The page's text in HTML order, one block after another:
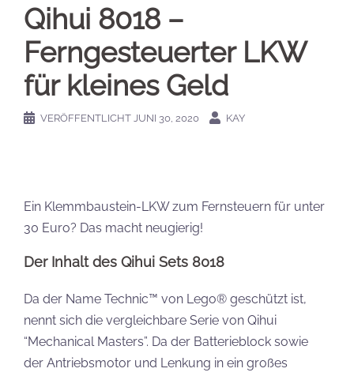
Qihui 8018 –
Ferngesteuerter LKW
für kleines Geld
VERÖFFENTLICHT JUNI 30, 2020 KAY
Ein Klemmbaustein-LKW zum Fernsteuern für unter
30 Euro? Das macht neugierig!
Der Inhalt des Qihui Sets 8018
Da der Name Technic™ von Lego® geschützt ist,
nennt sich die vergleichbare Serie von Qihui
“Mechanical Masters”. Da der Batterieblock sowie
der Antriebsmotor und Lenkung in ein großes